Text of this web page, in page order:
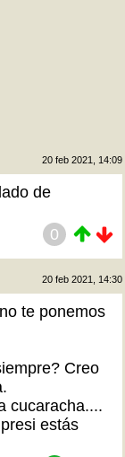
20 feb 2021, 14:09
de
0
20 feb 2021, 14:30
te ponemos
Creo
cucaracha....
estás